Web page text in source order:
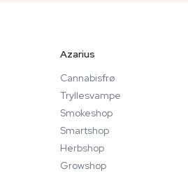
Azarius
Cannabisfrø
Tryllesvampe
Smokeshop
Smartshop
Herbshop
Growshop